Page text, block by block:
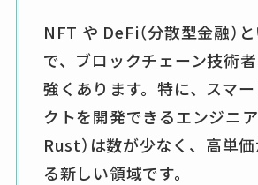
NFT や DeFi（分散型金融）
で、ブロックチェーン技術
強くあります。特に、スマ
クトを開発できるエンジニ
Rust）は数が少なく、高単
る新しい領域です。